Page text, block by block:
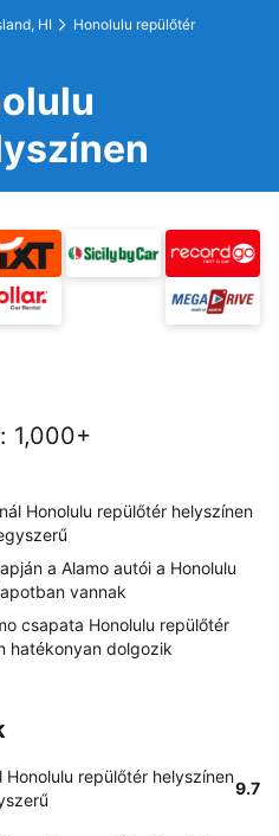
HI
Honolulu repülőtér
: 1,000+
Honolulu repülőtér helyszínen
a Alamo autói a Honolulu
vannak
csapata Honolulu repülőtér
hatékonyan dolgozik
repülőtér helyszínen
9.7